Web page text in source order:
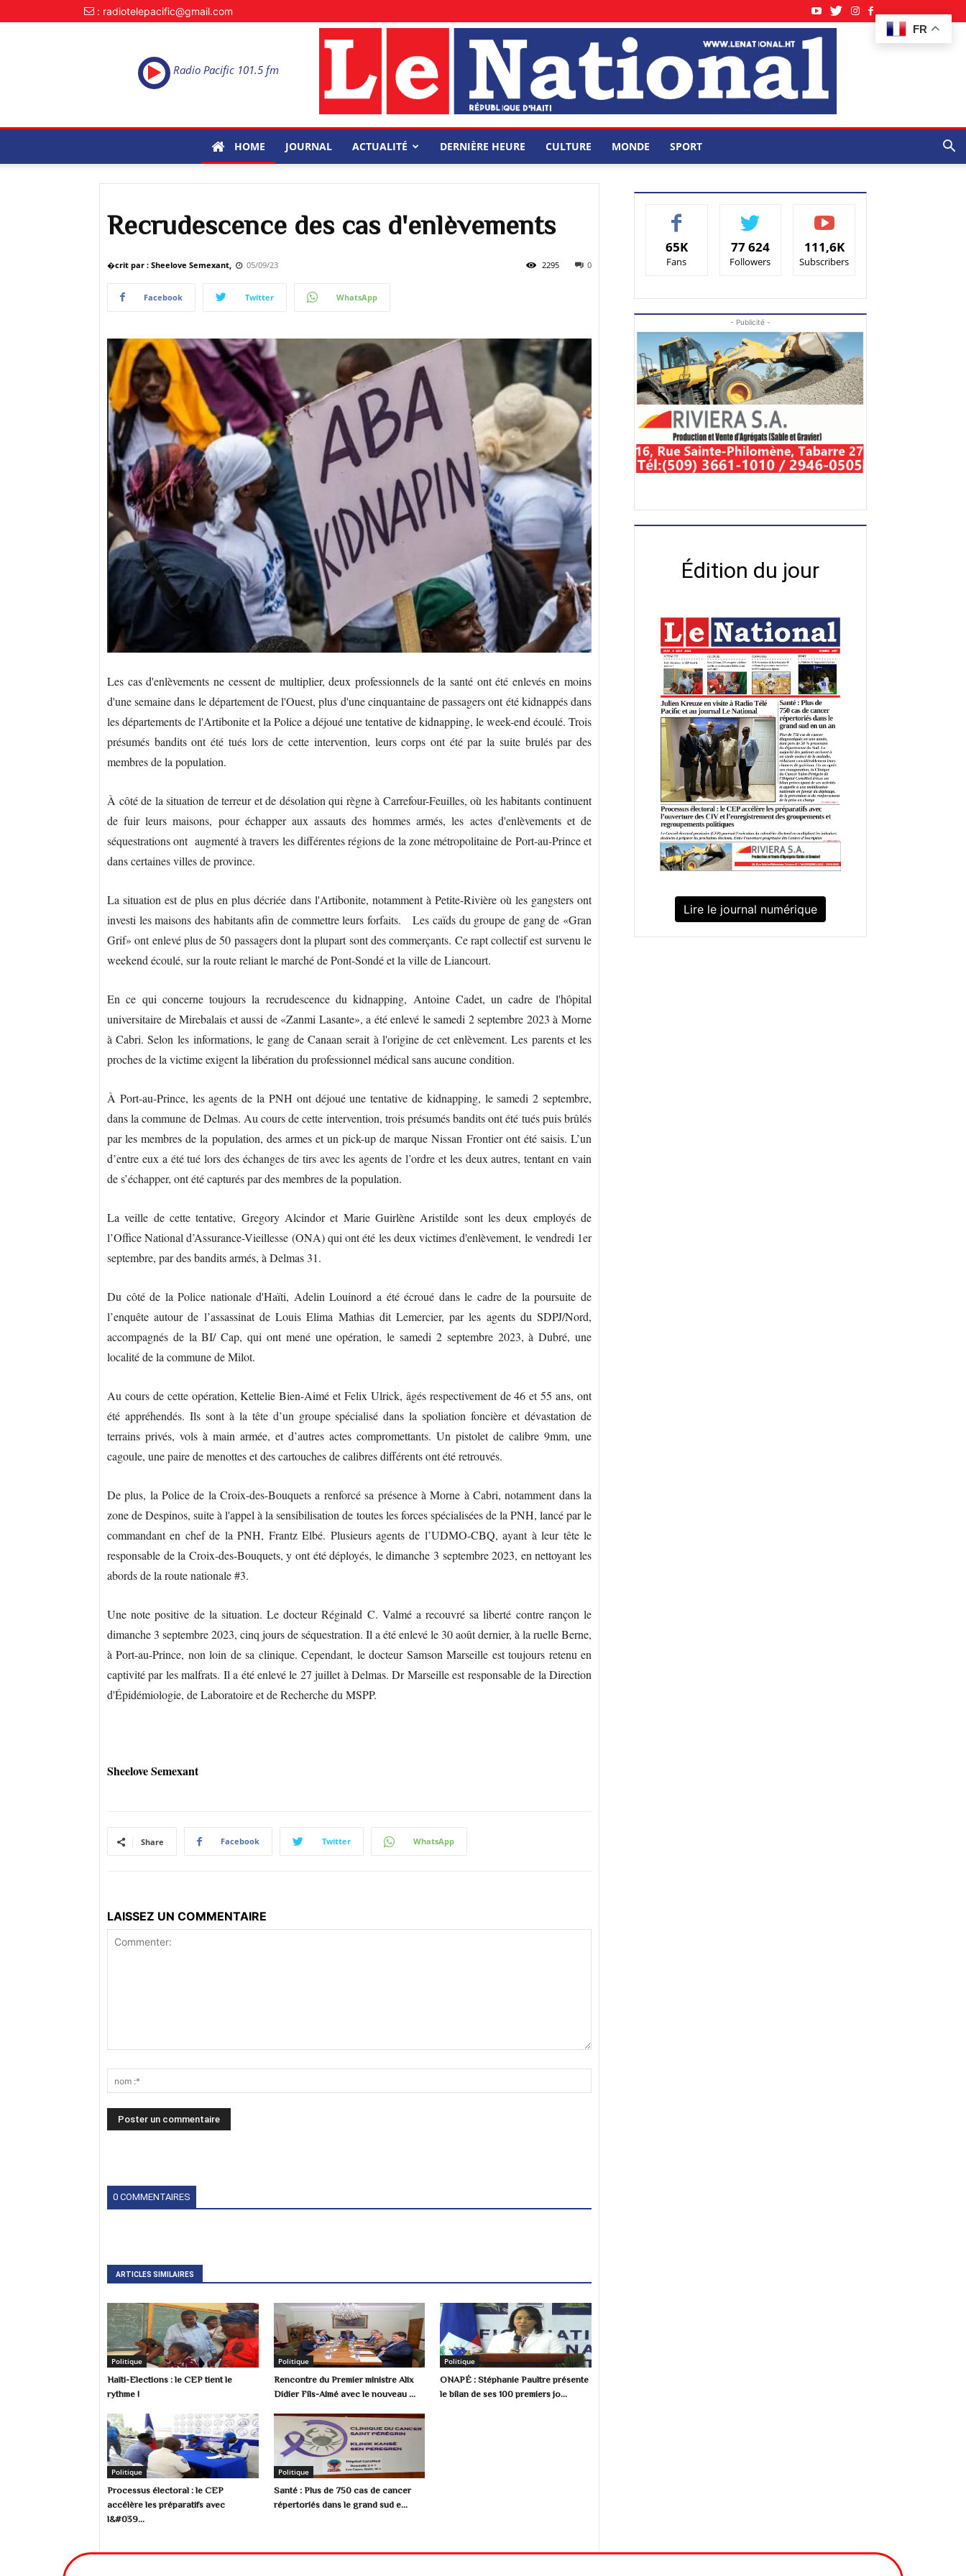
FR
: radiotelepacific@gmail.com
Radio Pacific 101.5 fm
HOME JOURNAL ACTUALITÉ DERNIÈRE HEURE CULTURE MONDE SPORT
Recrudescence des cas d'enlèvements
�crit par : Sheelove Semexant, 05/09/23 0
2295
Facebook Twitter WhatsApp
Les cas d'enlèvements ne cessent de multiplier, deux professionnels de la santé ont été enlevés en moins
d'une semaine dans le département de l'Ouest, plus d'une cinquantaine de passagers ont été kidnappés dans
les départements de l'Artibonite et la Police a déjoué une tentative de kidnapping, le week-end écoulé. Trois
présumés bandits ont été tués lors de cette intervention, leurs corps ont été par la suite brulés par des
membres de la population.
À côté de la situation de terreur et de désolation qui règne à Carrefour-Feuilles, où les habitants continuent
de fuir leurs maisons, pour échapper aux assauts des hommes armés, les actes d'enlèvements et de
séquestrations ont augmenté à travers les différentes régions de la zone métropolitaine de Port-au-Prince et
dans certaines villes de province.
La situation est de plus en plus décriée dans l'Artibonite, notamment à Petite-Rivière où les gangsters ont
investi les maisons des habitants afin de commettre leurs forfaits. Les caïds du groupe de gang de «Gran
Grif» ont enlevé plus de 50 passagers dont la plupart sont des commerçants. Ce rapt collectif est survenu le
weekend écoulé, sur la route reliant le marché de Pont-Sondé et la ville de Liancourt.
En ce qui concerne toujours la recrudescence du kidnapping, Antoine Cadet, un cadre de l'hôpital
universitaire de Mirebalais et aussi de «Zanmi Lasante», a été enlevé le samedi 2 septembre 2023 à Morne
à Cabri. Selon les informations, le gang de Canaan serait à l'origine de cet enlèvement. Les parents et les
proches de la victime exigent la libération du professionnel médical sans aucune condition.
À Port-au-Prince, les agents de la PNH ont déjoué une tentative de kidnapping, le samedi 2 septembre,
dans la commune de Delmas. Au cours de cette intervention, trois présumés bandits ont été tués puis brûlés
par les membres de la population, des armes et un pick-up de marque Nissan Frontier ont été saisis. L’un
d’entre eux a été tué lors des échanges de tirs avec les agents de l’ordre et les deux autres, tentant en vain
de s’échapper, ont été capturés par des membres de la population.
La veille de cette tentative, Gregory Alcindor et Marie Guirlène Aristilde sont les deux employés de
l’Office National d’Assurance-Vieillesse (ONA) qui ont été les deux victimes d'enlèvement, le vendredi 1er
septembre, par des bandits armés, à Delmas 31.
Du côté de la Police nationale d'Haïti, Adelin Louinord a été écroué dans le cadre de la poursuite de
l’enquête autour de l’assassinat de Louis Elima Mathias dit Lemercier, par les agents du SDPJ/Nord,
accompagnés de la BI/ Cap, qui ont mené une opération, le samedi 2 septembre 2023, à Dubré, une
localité de la commune de Milot.
Au cours de cette opération, Kettelie Bien-Aimé et Felix Ulrick, âgés respectivement de 46 et 55 ans, ont
été appréhendés. Ils sont à la tête d’un groupe spécialisé dans la spoliation foncière et dévastation de
terrains privés, vols à main armée, et d’autres actes compromettants. Un pistolet de calibre 9mm, une
cagoule, une paire de menottes et des cartouches de calibres différents ont été retrouvés.
De plus, la Police de la Croix-des-Bouquets a renforcé sa présence à Morne à Cabri, notamment dans la
zone de Despinos, suite à l'appel à la sensibilisation de toutes les forces spécialisées de la PNH, lancé par le
commandant en chef de la PNH, Frantz Elbé. Plusieurs agents de l’UDMO-CBQ, ayant à leur tête le
responsable de la Croix-des-Bouquets, y ont été déployés, le dimanche 3 septembre 2023, en nettoyant les
abords de la route nationale #3.
Une note positive de la situation. Le docteur Réginald C. Valmé a recouvré sa liberté contre rançon le
dimanche 3 septembre 2023, cinq jours de séquestration. Il a été enlevé le 30 août dernier, à la ruelle Berne,
à Port-au-Prince, non loin de sa clinique. Cependant, le docteur Samson Marseille est toujours retenu en
captivité par les malfrats. Il a été enlevé le 27 juillet à Delmas. Dr Marseille est responsable de la Direction
d'Épidémiologie, de Laboratoire et de Recherche du MSPP.
Sheelove Semexant
Share Facebook Twitter WhatsApp
LAISSEZ UN COMMENTAIRE
0 COMMENTAIRES
ARTICLES SIMILAIRES
Politique
Haïti-Elections : le CEP tient le
rythme !
Politique
Rencontre du Premier ministre Alix
Didier Fils-Aimé avec le nouveau ...
Politique
ONAPÉ : Stéphanie Paultre présente
le bilan de ses 100 premiers jo...
Politique
Processus électoral : le CEP
accélère les préparatifs avec
l&#039...
Politique
Santé : Plus de 750 cas de cancer
répertoriés dans le grand sud e...
65K
Fans
77 624
Followers
111,6K
Subscribers
- Publicité -
Édition du jour
Lire le journal numérique